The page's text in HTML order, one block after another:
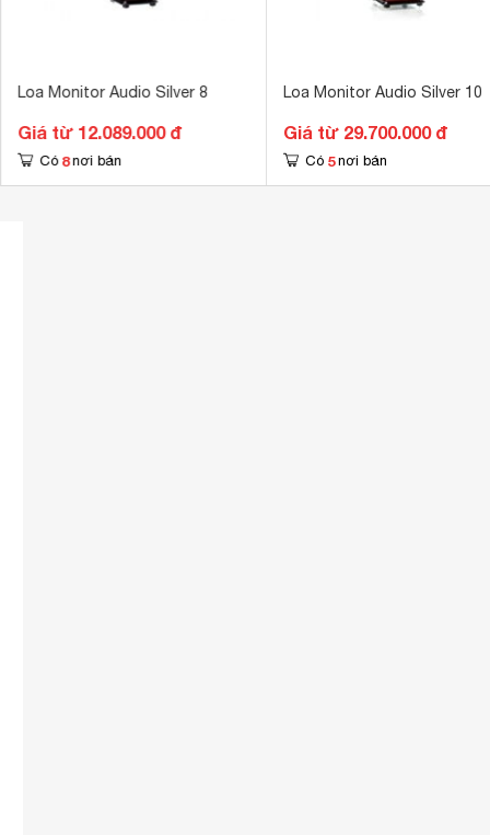
Loa Monitor Audio Silver 8
Giá từ 12.089.000 đ
Có 8 nơi bán
Loa Monitor Audio Silver 10
Giá từ 29.700.000 đ
Có 5 nơi bán